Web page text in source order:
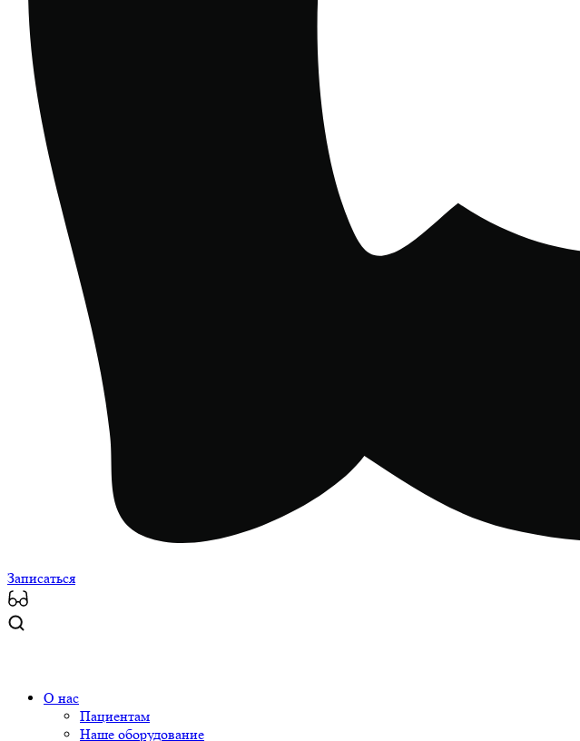
Записаться
О нас
Пациентам
Наше оборудование